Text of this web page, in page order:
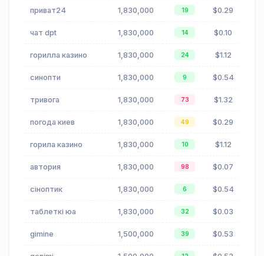
приват24 1,830,000 19 $0.29
чат dpt 1,830,000 14 $0.10
горилла казино 1,830,000 24 $1.12
синопти 1,830,000 9 $0.54
тривога 1,830,000 73 $1.32
погода киев 1,830,000 49 $0.29
горила казино 1,830,000 10 $1.12
автория 1,830,000 98 $0.07
сіноптик 1,830,000 6 $0.54
таблеткі юа 1,830,000 32 $0.03
gimine 1,500,000 39 $0.53